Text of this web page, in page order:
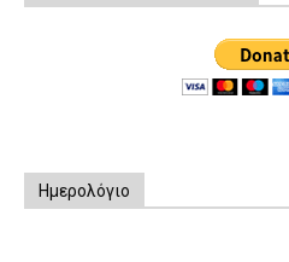
Ημερολόγιο